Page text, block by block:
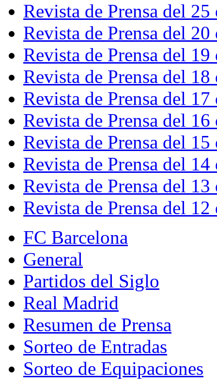
Revista de Prensa del
Revista de Prensa del
Revista de Prensa del
Revista de Prensa del
Revista de Prensa del
Revista de Prensa del
Revista de Prensa del
Revista de Prensa del
Revista de Prensa del
Revista de Prensa del
FC Barcelona
General
Partidos del Siglo
Real Madrid
Resumen de Prensa
Sorteo de Entradas
Sorteo de Equipaciones